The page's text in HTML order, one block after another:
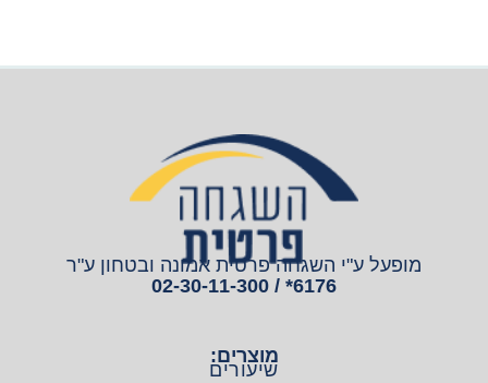
מופעל ע"י השגחה פרטית אמונה ובטחון ע"ר
6176* / 02-30-11-300
מוצרים:
שיעורים